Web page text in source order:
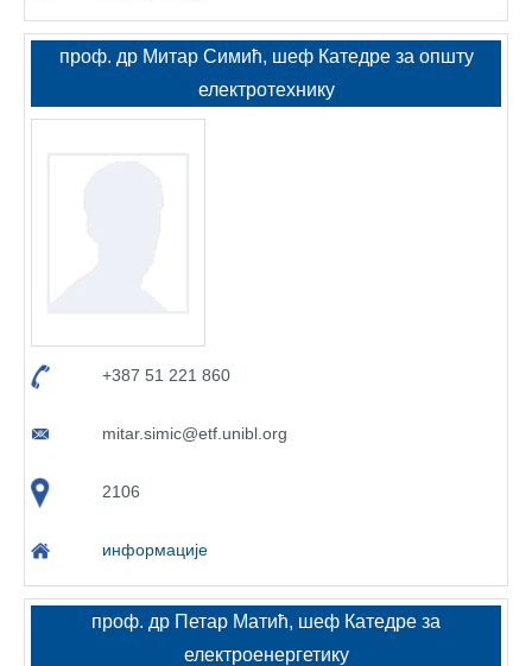
проф. др Митар Симић, шеф Катедре за општу
електротехнику
+387 51 221 860
mitar.simic@etf.unibl.org
2106
информације
проф. др Петар Матић, шеф Катедре за
електроенергетику